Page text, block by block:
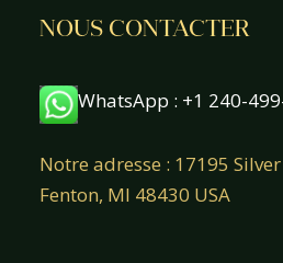
NOUS CONTACTER
WhatsApp : +1 240-
Notre adresse : 17195
Fenton, MI 48430 USA